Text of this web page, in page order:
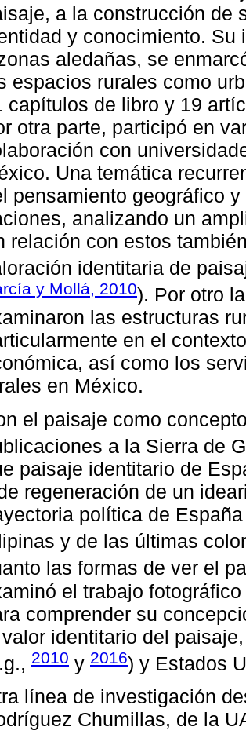
a la construcción de
y conocimiento. Su
aledañas, se
espacios rurales como
capítulos de libro y 19
otra parte, participó en
con
Una temática
pensamiento geográfico
analizando un
relación con estos
identitaria de
y Mollá, 2010). Por otro
las estructuras
en el
así como los
en México.
el paisaje como
a la Sierra de
paisaje identitario de
regeneración de un
política de
y de las últimas
las formas de ver el
el trabajo
comprender su
identitario del
2010 y 2016) y Estados
línea de investigación
Chumillas, de la